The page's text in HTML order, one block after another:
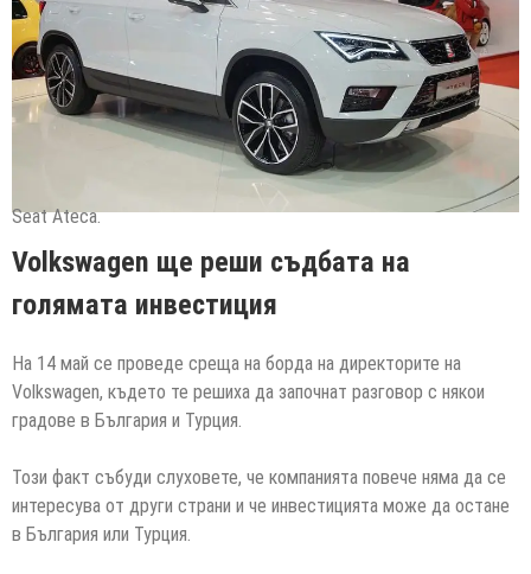
Seat Ateca.
Volkswagen ще реши съдбата на
голямата инвестиция
На 14 май се проведе среща на борда на директорите на
Volkswagen, където те решиха да започнат разговор с някои
градове в България и Турция.
Този факт събуди слуховете, че компанията повече няма да се
интересува от други страни и че инвестицията може да остане
в България или Турция.